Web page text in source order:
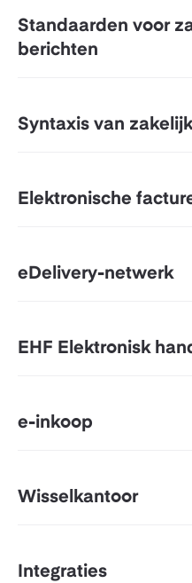
Standaarden voor
berichten
Syntaxis van
Elektronische
eDelivery-netwerk
EHF Elektronisk
e-inkoop
Wisselkantoor
Integraties